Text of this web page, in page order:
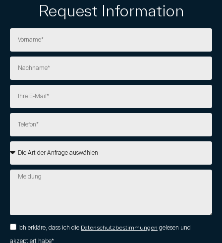
Request Information
Ich erkläre, dass ich die Datenschutzbestimmungen gelesen und
akzeptiert habe*